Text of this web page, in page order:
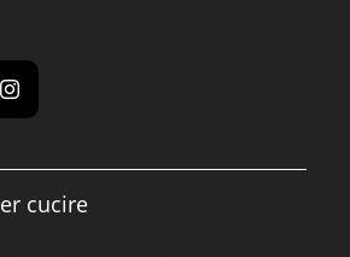
cucire